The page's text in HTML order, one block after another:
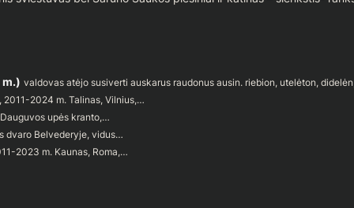
valdovas atėjo susiverti auskarus raudonus ausin. riebion, utelėton,
2024 m. Talinas, Vilnius,…
upės kranto,…
dvaro Belvederyje, vidus…
2023 m. Kaunas, Roma,…